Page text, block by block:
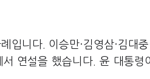
니다. 이승만·김영삼·김대
연설을 했습니다. 윤 대통